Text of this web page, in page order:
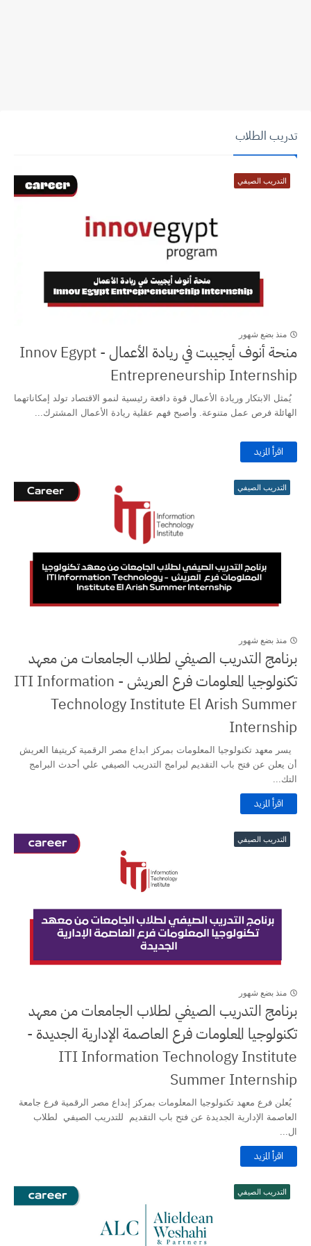
تدريب الطلاب
التدريب الصيفي
منذ بضع شهور
منحة أنوف أيجيبت في ريادة الأعمال - Innov Egypt
Entrepreneurship Internship
يُمثل الابتكار وريادة الأعمال قوة دافعة رئيسية لنمو الاقتصاد تولد إمكاناتهما
الهائلة فرص عمل متنوعة. وأصبح فهم عقلية ريادة الأعمال المشترك...
اقرأ المزيد
التدريب الصيفي
منذ بضع شهور
برنامج التدريب الصيفي لطلاب الجامعات من معهد
تكنولوجيا المعلومات فرع العريش - ITI Information
Technology Institute El Arish Summer
Internship
يسر معهد تكنولوجيا المعلومات بمركز ابداع مصر الرقمية كريتيفا العريش
أن يعلن عن فتح باب التقديم لبرامج التدريب الصيفي علي أحدث البرامج
التك...
اقرأ المزيد
التدريب الصيفي
منذ بضع شهور
برنامج التدريب الصيفي لطلاب الجامعات من معهد
تكنولوجيا المعلومات فرع العاصمة الإدارية الجديدة -
ITI Information Technology Institute
Summer Internship
يُعلن فرع معهد تكنولوجيا المعلومات بمركز إبداع مصر الرقمية فرع جامعة
العاصمة الإدارية الجديدة عن فتح باب التقديم للتدريب الصيفي لطلاب
ال...
اقرأ المزيد
التدريب الصيفي